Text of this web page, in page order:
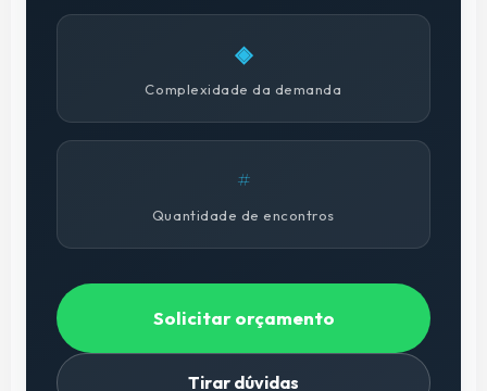
◈
Complexidade da demanda
#
Quantidade de encontros
Solicitar orçamento
Tirar dúvidas